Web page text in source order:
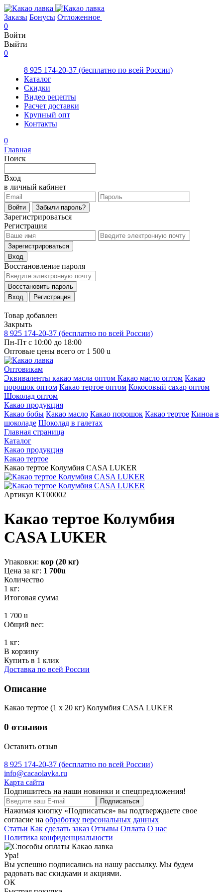
Заказы Бонусы Отложенное
0
Войти
Выйти
0
8 925 174-20-37 (бесплатно по всей России)
Каталог
Скидки
Видео рецепты
Расчет доставки
Крупный опт
Контакты
0
Главная
Поиск
Вход
в личный кабинет
Войти Забыли пароль?
Зарегистрироваться
Регистрация
Зарегистрироваться
Вход
Восстановление пароля
Восстановить пароль
Вход
Регистрация
Товар добавлен
Закрыть
8 925 174-20-37 (бесплатно по всей России)
Пн-Пт с 10:00 до 18:00
Оптовые цены всего от 1 500 u
Оптовикам
Эквиваленты какао масла оптом Какао масло оптом Какао
порошок оптом Какао тертое оптом Кокосовый сахар оптом
Шоколад оптом
Какао продукция
Какао бобы Какао масло Какао порошок Какао тертое Киноа в
шоколаде Шоколад в галетах
Главная страница
Каталог
Какао продукция
Какао тертое
Какао тертое Колумбия CASA LUKER
Артикул KT00002
Какао тертое Колумбия
CASA LUKER
Упаковки: кор (20 кг)
Цена за кг: 1 700u
Количество
1 кг:
Итоговая сумма
1 700 u
Общий вес:
1 кг:
В корзину
Купить в 1 клик
Доставка по всей России
Описание
Какао тертое (1 х 20 кг) Колумбия CASA LUKER
0 отзывов
Оставить отзыв
8 925 174-20-37 (бесплатно по всей России)
info@cacaolavka.ru
Карта сайта
Подпишитесь на наши новинки и спецпредложения!
Подписаться
Нажимая кнопку «Подписаться» вы подтверждаете свое
согласие на обработку персональных данных
Статьи Как сделать заказ Отзывы Оплата О нас
Политика конфиденциальности
Ура!
Вы успешно подписались на нашу рассылку. Мы будем
радовать вас скидками и акциями.
ОК